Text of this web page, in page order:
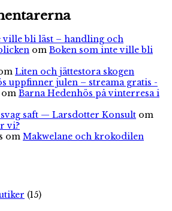
ville bli läst – handling och
om Boken som inte ville bli
Liten och jättestora skogen
uppfinner julen – streama gratis -
om Barna Hedenhös på vinterresa i
saft — Larsdotter Konsult om
vi?
om Makwelane och krokodilen
(15)